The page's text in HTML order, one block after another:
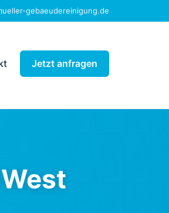
gebaeudereinigung.de
Jetzt anfragen